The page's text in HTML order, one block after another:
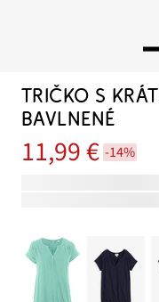
TRIČKO S
BAVLNENÉ
11,99 € -14%